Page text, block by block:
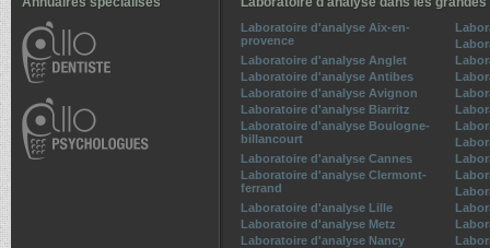
Laboratoire d'analyse Aix-en-
provence
Laboratoire d'analyse Anglet
Laboratoire d'analyse Antibes
Laboratoire d'analyse Avignon
Laboratoire d'analyse Biarritz
Laboratoire d'analyse Boulogne-
billancourt
Laboratoire d'analyse Cannes
Laboratoire d'analyse Clermont-
ferrand
Laboratoire d'analyse Lille
Laboratoire d'analyse Metz
Laboratoire d'analyse Nancy